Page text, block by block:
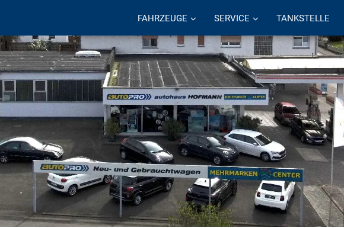
FAHRZEUGE SERVICE TANKSTELLE